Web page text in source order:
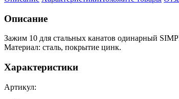
Описание
Зажим 10 для стальных канатов одинарный
Материал: сталь, покрытие цинк.
Характеристики
Артикул: